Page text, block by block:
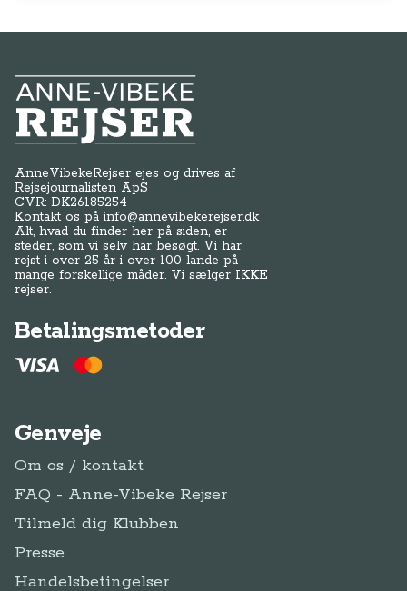
Anne-Vibeke Rejser
AnneVibekeRejser ejes og drives af
Rejsejournalisten ApS
CVR: DK26185254
Kontakt os påinfo@annevibekerejser.dk
Alt, hvad du finder her på siden, er
steder, som vi selv har besøgt. Vi har
rejst i over 25 år i over 100 lande på
mange forskellige måder. Vi sælger IKKE
rejser.
Betalingsmetoder
Genveje
Om os / kontakt
FAQ - Anne-Vibeke Rejser
Tilmeld dig Klubben
Presse
Handelsbetingelser